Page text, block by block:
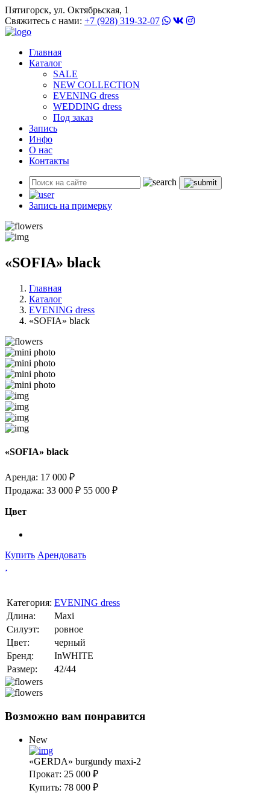
Пятигорск, ул. Октябрьская, 1
Свяжитесь с нами: +7 (928) 319-32-07
Главная
Каталог
SALE
NEW COLLECTION
EVENING dress
WEDDING dress
Под заказ
Запись
Инфо
О нас
Контакты
Запись на примерку
«SOFIA» black
Главная
Каталог
EVENING dress
«SOFIA» black
«SOFIA» black
Аренда: 17 000 ₽
Продажа: 33 000 ₽ 55 000 ₽
Цвет
Купить Арендовать
Категория: EVENING dress
Длина:
Maxi
Силуэт:
ровное
Цвет:
черный
Бренд:
InWHITE
Размер:
42/44
Возможно вам понравится
New
«GERDA» burgundy maxi-2
Прокат: 25 000 ₽
Купить: 78 000 ₽